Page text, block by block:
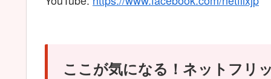
ここが気になる！ネットフリ